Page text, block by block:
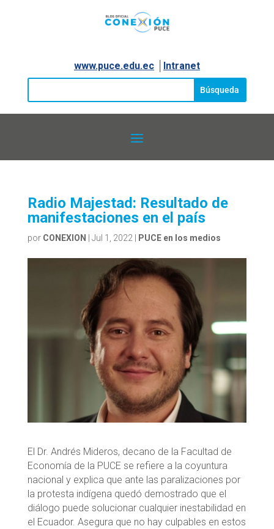
www.puce.edu.ec│ Intranet
Radio Majestad: Resultado de
manifestaciones en el país
por CONEXION Jul 1, 2022| PUCE en los medios
El Dr. Andrés Mideros, decano de la Facultad de
Economía de la PUCE se refiere a la coyuntura
nacional y explica que ante las paralizaciones por
la protesta indígena quedó demostrado que el
diálogo puede solucionar cualquier inestabilidad en
el Ecuador. Asegura que no hay culpables en estos